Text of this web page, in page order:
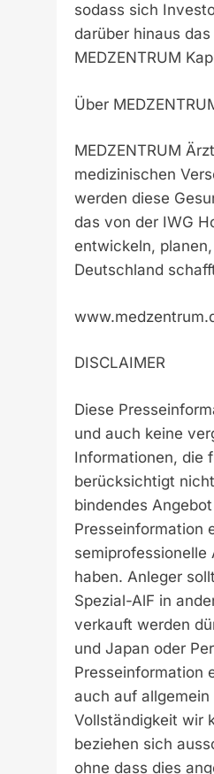
sodass sich
darüber hinaus
MEDZENTRUM
Über
MEDZENTRUM
medizinischen
werden diese
das von der IWG
entwickeln,
Deutschland
DISCLAIMER
Diese
und auch keine
Informationen, die
berücksichtigt
bindendes
Presseinformation
semiprofessionelle
haben. Anleger
Spezial-AlF in
verkauft werden
und Japan oder
Presseinformation
auch auf
Vollständigkeit wir
beziehen sich
ohne dass dies